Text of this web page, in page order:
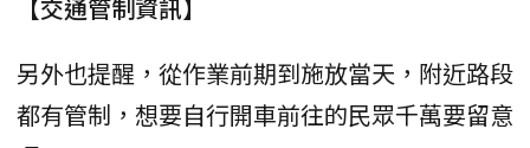
【交通管制資訊】
另外也提醒，從作業前期到施放當天，附近路段
都有管制，想要自行開車前往的民眾千萬要留意